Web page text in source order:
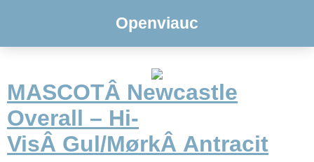
Openviauc
MASCOTÂ Newcastle
Overall – Hi-
VisÂ Gul/MørkÂ Antracit